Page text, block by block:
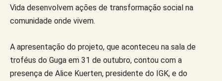
Vida desenvolvem ações de transformação social na
comunidade onde vivem.
A apresentação do projeto, que aconteceu na sala de
troféus do Guga em 31 de outubro, contou com a
presença de Alice Kuerten, presidente do IGK, e do